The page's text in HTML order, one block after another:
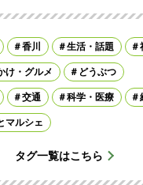
香川 生活・話題
け・グルメ どうぶつ
交通 科学・医療
マルシェ
タグ一覧はこちら